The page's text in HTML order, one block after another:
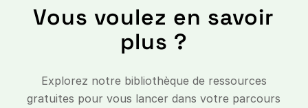
Vous voulez en savoir
plus ?
Explorez notre bibliothèque de ressources
gratuites pour vous lancer dans votre parcours